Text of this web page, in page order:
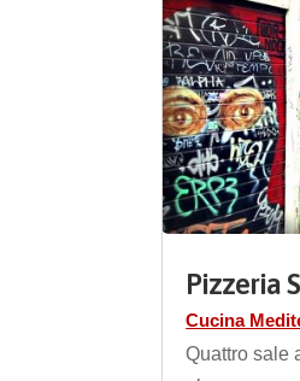
Pizzeria
Cucina
Quattro sale